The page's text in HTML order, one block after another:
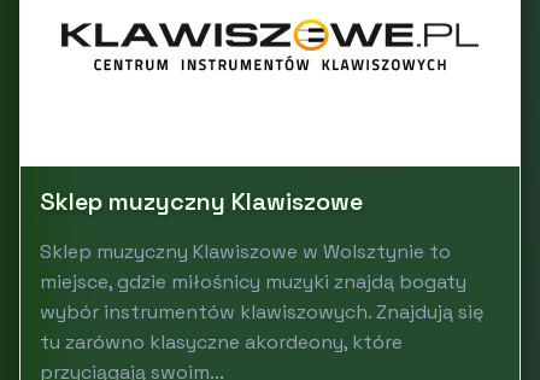
Sklep muzyczny Klawiszowe
Sklep muzyczny Klawiszowe w Wolsztynie to
miejsce, gdzie miłośnicy muzyki znajdą bogaty
wybór instrumentów klawiszowych. Znajdują się
tu zarówno klasyczne akordeony, które
przyciągają swoim...